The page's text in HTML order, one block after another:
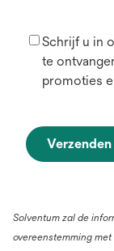
Schrijf u in
te
promoties
Verzenden
Solventum zal de
overeenstemming met